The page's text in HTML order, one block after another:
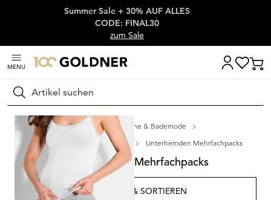
Überspringe Navigation, direkt zum Content
Summer Sale + 30% AUF ALLES
CODE: FINAL30
zum Sale
MENU
Suchen
Startseite
Wäsche & Bademode
Wäsche-Sets & Mehrfachpacks
Unterhemden Mehrfachpacks
Unterhemden Mehrfachpacks
FILTERN & SORTIEREN